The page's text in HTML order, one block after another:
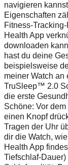
navigieren
Eigenschaften
Fitness-
Health App
downloaden
hast du deine
beispielsweise
meiner Watch
TruSleep™ 2.0
die erste
Schöne: Vor
einen Knopf
Tragen der Uhr
dir die Watch,
Health App
Tiefschlaf-